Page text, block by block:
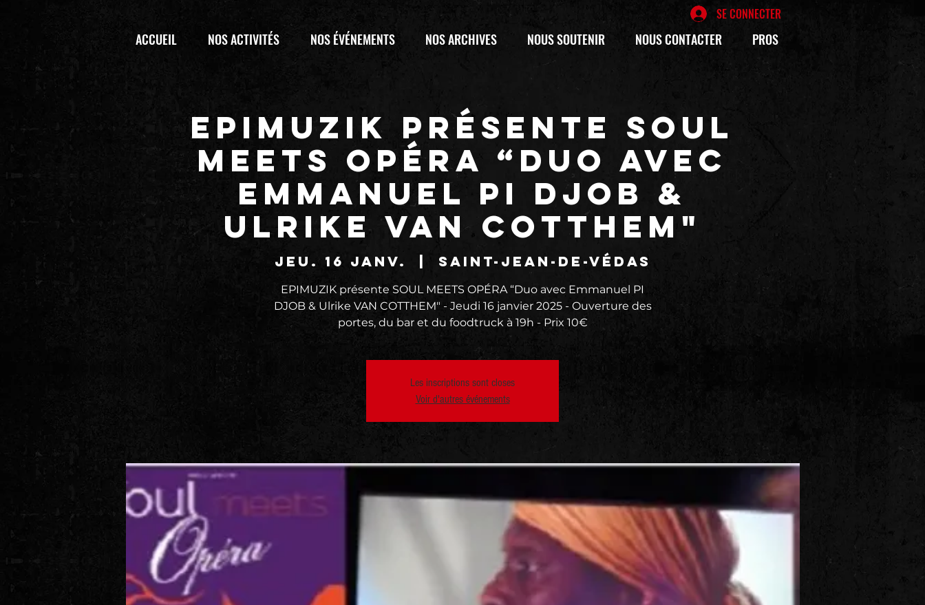
SE CONNECTER
ACCUEIL NOS ACTIVITÉS NOS ÉVÉNEMENTS NOS ARCHIVES NOUS SOUTENIR NOUS CONTACTER PROS
EPIMUZIK présente SOUL
MEETS OPÉRA “Duo avec
Emmanuel PI DJOB &
Ulrike VAN COTTHEM"
jeu. 16 janv. Saint-Jean-de-Védas
EPIMUZIK présente SOUL MEETS OPÉRA “Duo avec Emmanuel PI
DJOB & Ulrike VAN COTTHEM" - Jeudi 16 janvier 2025 - Ouverture des
portes, du bar et du foodtruck à 19h - Prix 10€
Les inscriptions sont closes
Voir d'autres événements